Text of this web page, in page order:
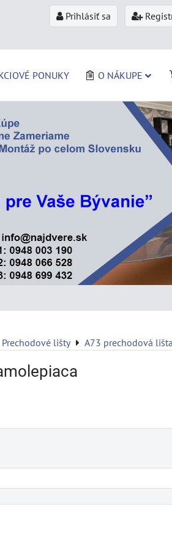
Prihlásiť sa
PONUKY O NÁKUPE
Prechodové lišty A73 prechodová